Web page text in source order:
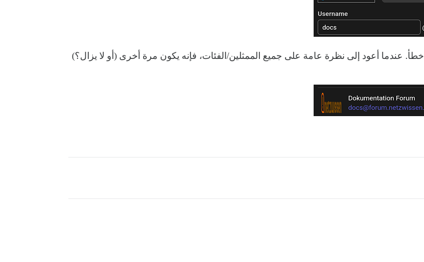
عندما أعود إلى نظرة عامة على جميع الممثلين/الفئات، فإنه يكون مرة أخرى (أو لا يزال؟)